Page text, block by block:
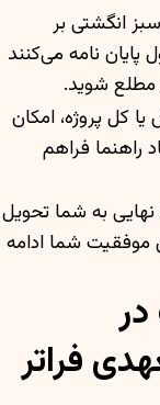
انگشتی بر
پایان نامه می‌کنند
مطلع شوید.
کل پروژه، امکان
راهنما فراهم
نهایی به شما تحویل
موفقیت شما ادامه
فراتر